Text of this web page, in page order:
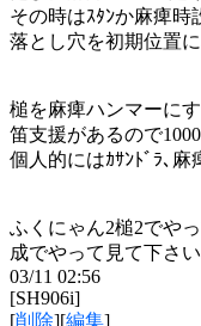
その時はｽﾀﾝか麻痺時
落とし穴を初期位置に
槌を麻痺ハンマーに
笛支援があるので
個人的にはｶｻﾝﾄﾞﾗ､麻
ふくにゃん2槌2でや
成でやって見て下さ
03/11 02:56
[SH906i]
[削除][編集]